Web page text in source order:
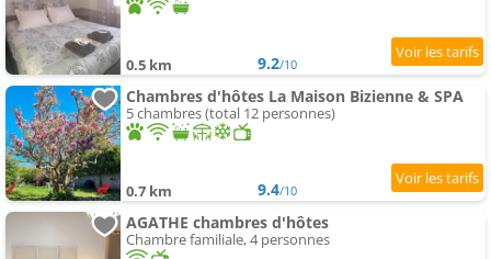
0.5 km 9.2/10
Chambres d'hôtes La Maison Bizienne & SPA
5 chambres (total 12 personnes)
0.7 km 9.4/10
AGATHE chambres d'hôtes
Chambre familiale, 4 personnes